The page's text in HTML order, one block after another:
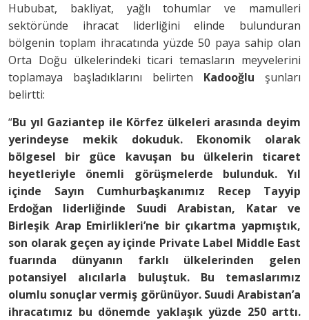
Hububat, bakliyat, yağlı tohumlar ve mamulleri
sektöründe ihracat liderliğini elinde bulunduran
bölgenin toplam ihracatında yüzde 50 paya sahip olan
Orta Doğu ülkelerindeki ticari temasların meyvelerini
toplamaya başladıklarını belirten Kadooğlu şunları
belirtti:
“Bu yıl Gaziantep ile Körfez ülkeleri arasında deyim
yerindeyse mekik dokuduk. Ekonomik olarak
bölgesel bir güce kavuşan bu ülkelerin ticaret
heyetleriyle önemli görüşmelerde bulunduk. Yıl
içinde Sayın Cumhurbaşkanımız Recep Tayyip
Erdoğan liderliğinde Suudi Arabistan, Katar ve
Birleşik Arap Emirlikleri’ne bir çıkartma yapmıştık,
son olarak geçen ay içinde Private Label Middle East
fuarında dünyanın farklı ülkelerinden gelen
potansiyel alıcılarla buluştuk. Bu temaslarımız
olumlu sonuçlar vermiş görünüyor. Suudi Arabistan’a
ihracatımız bu dönemde yaklaşık yüzde 250 arttı.